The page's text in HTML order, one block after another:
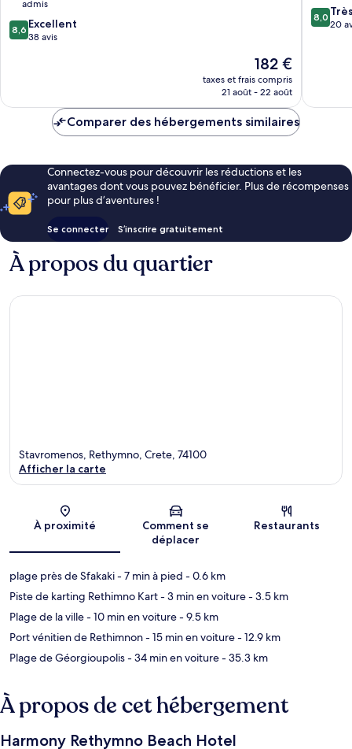
admis
8.6
sur
8,6 Excellent
38 avis
Le
nouveau
prix
de
182 €
taxes et frais compris
21 août - 22 août
All
Inclusive
8.0
sur
8,0
20
Comparer des hébergements similaires
Connectez-vous pour découvrir les réductions et les
avantages dont vous pouvez bénéficier. Plus de récompenses
pour plus d’aventures !
Se connecter S’inscrire gratuitement
À propos du quartier
Carte
Stavromenos, Rethymno, Crete, 74100
Afficher la carte
À proximité
Comment se
déplacer
Restaurants
plage près de Sfakaki- 7 min à pied - 0.6 km
Piste de karting Rethimno Kart- 3 min en voiture- 3.5 km
Plage de la ville- 10 min en voiture- 9.5 km
Port vénitien de Rethimnon- 15 min en voiture- 12.9 km
Plage de Géorgioupolis- 34 min en voiture- 35.3 km
À propos de cet hébergement
Harmony Rethymno Beach Hotel